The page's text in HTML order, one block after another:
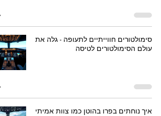
סימולטורים חווייתיים לתעופה - גלה את
עולם הסימולטורים לטיסה
איך נוחתים בפרו בהוטן כמו צוות אמיתי